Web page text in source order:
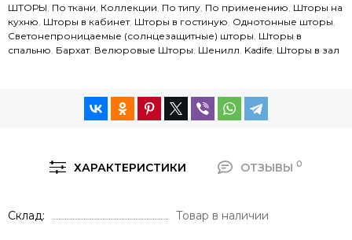
ШТОРЫ По ткани Коллекции По типу По применению Шторы на
кухню Шторы в кабинет, Шторы в гостиную Однотонные шторы
Светонепроницаемые (солнцезащитные) шторы Шторы в
спальню Бархат, Велюровые Шторы Шенилл Kadife Шторы в зал
ХАРАКТЕРИСТИКИ ОТЗЫВЫ 0
Склад Товар в наличии